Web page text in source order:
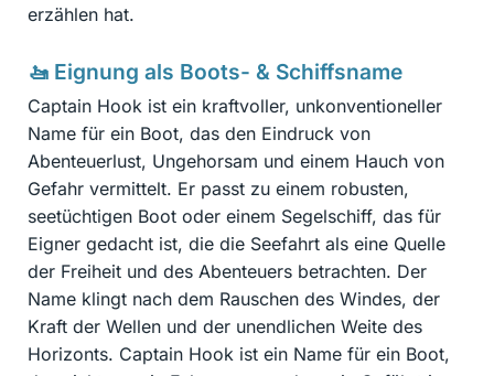
erzählen hat.
🚤 Eignung als Boots- & Schiffsname
Captain Hook ist ein kraftvoller, unkonventioneller
Name für ein Boot, das den Eindruck von
Abenteuerlust, Ungehorsam und einem Hauch von
Gefahr vermittelt. Er passt zu einem robusten,
seetüchtigen Boot oder einem Segelschiff, das für
Eigner gedacht ist, die die Seefahrt als eine Quelle
der Freiheit und des Abenteuers betrachten. Der
Name klingt nach dem Rauschen des Windes, der
Kraft der Wellen und der unendlichen Weite des
Horizonts. Captain Hook ist ein Name für ein Boot,